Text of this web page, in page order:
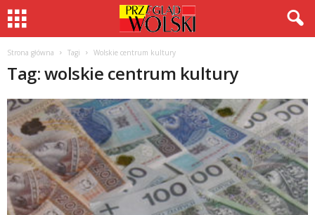
Strona główna Tagi Wolskie centrum kultury
Tag: wolskie centrum kultury